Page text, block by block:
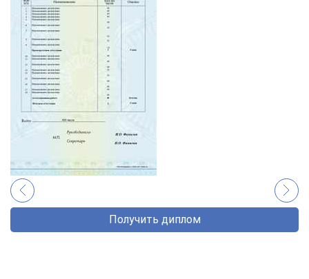
Получить диплом